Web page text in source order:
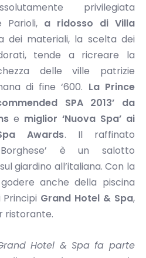
privilegiata
Parioli, a ridosso di Villa
dei materiali, la scelta dei
tende a ricreare la
delle ville patrizie
di fine ‘600. La Prince
SPA 2013’ da
e miglior ‘Nuova Spa’ ai
Awards. Il raffinato
Borghese’ è un salotto
giardino all’italiana. Con la
anche della piscina
Grand Hotel & Spa,
ristorante.
Hotel & Spa fa parte